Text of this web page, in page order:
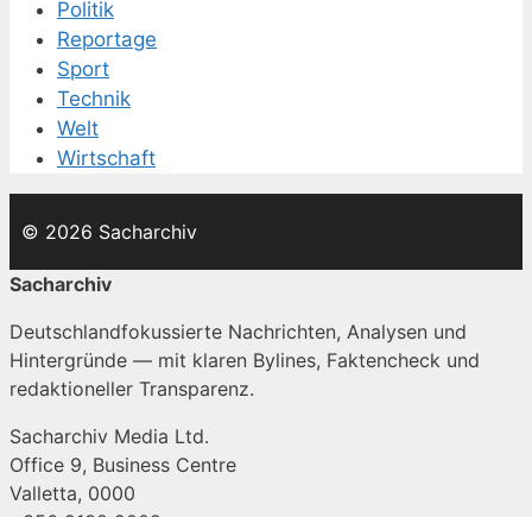
Politik
Reportage
Sport
Technik
Welt
Wirtschaft
© 2026 Sacharchiv
Sacharchiv
Deutschlandfokussierte Nachrichten, Analysen und
Hintergründe — mit klaren Bylines, Faktencheck und
redaktioneller Transparenz.
Sacharchiv Media Ltd.
Office 9, Business Centre
Valletta, 0000